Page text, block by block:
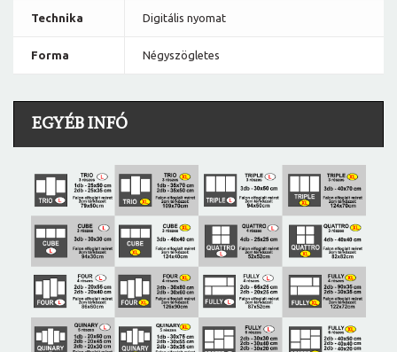
Technika Digitális nyomat
Forma Négyszögletes
EGYÉB INFÓ